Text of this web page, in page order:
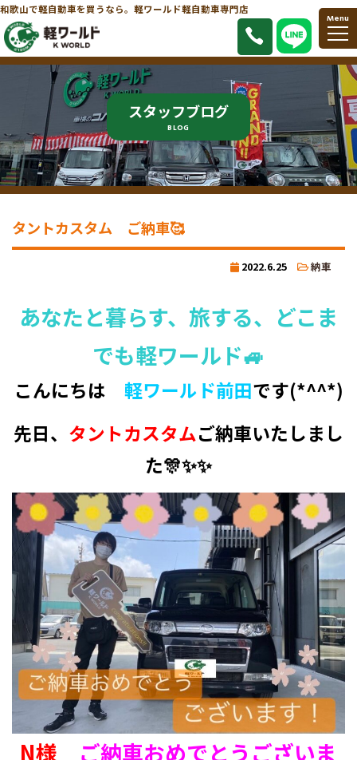
和歌山で軽自動車を買うなら。軽ワールド軽自動車専門店
Menu
スタッフブログ
BLOG
タントカスタム ご納車🥰
2022.6.25 納車
あなたと暮らす、旅する、どこま
でも軽ワールド🚙
こんにちは 軽ワールド前田です(*^^*)
先日、 タントカスタムご納車いたしまし
た🎊✨✨
N様
ご納車おめでとうございま